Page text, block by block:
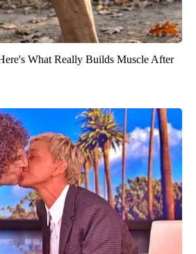
What Really Builds Muscle After